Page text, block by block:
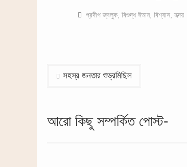
প্রদীপ জ্বলুক বিশুদ্ধ ঈমান বিশ্বাস ,হৃদয়
Post
সহস্র জনতার শুভ্রমিছিল
আরো কিছু সম্পর্কিত পোস্ট-